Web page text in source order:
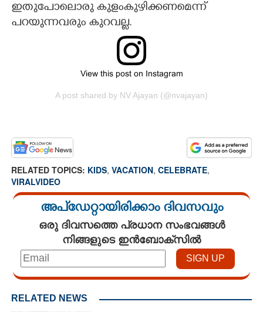
ഇതുപോലൊരു കുളംകുഴിക്കണമെന്ന്
പറയുന്നവരും കുറവല്ല.
View this post on Instagram
A post shared by NV Ajayan (@nvajayan)
RELATED TOPICS: KIDS, VACATION, CELEBRATE,
VIRALVIDEO
അപ്ഡേറ്റായിരിക്കാം ദിവസവും
ഒരു ദിവസത്തെ പ്രധാന സംഭവങ്ങൾ
നിങ്ങളുടെ ഇൻബോക്സിൽ
RELATED NEWS